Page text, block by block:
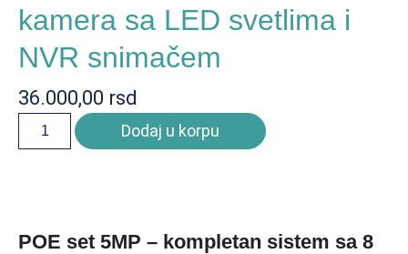
POE set 5MP – kompletan sistem sa 8
kamera sa LED svetlima i
NVR snimačem
36.000,00 rsd
Dodaj u korpu